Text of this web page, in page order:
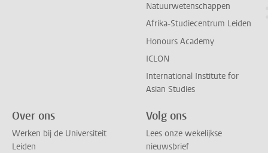
Natuurwetenschappen
Afrika-Studiecentrum Leiden
Honours Academy
ICLON
International Institute for
Asian Studies
Over ons
Werken bij de Universiteit
Leiden
Volg ons
Lees onze wekelijkse
nieuwsbrief